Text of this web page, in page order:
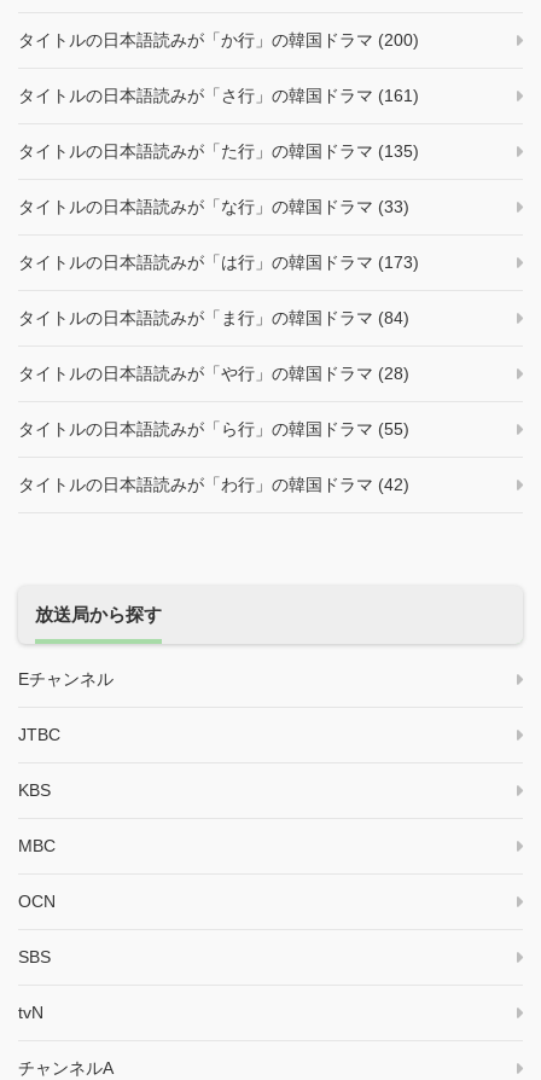
タイトルの日本語読みが「か行」の韓国ドラマ (200)
タイトルの日本語読みが「さ行」の韓国ドラマ (161)
タイトルの日本語読みが「た行」の韓国ドラマ (135)
タイトルの日本語読みが「な行」の韓国ドラマ (33)
タイトルの日本語読みが「は行」の韓国ドラマ (173)
タイトルの日本語読みが「ま行」の韓国ドラマ (84)
タイトルの日本語読みが「や行」の韓国ドラマ (28)
タイトルの日本語読みが「ら行」の韓国ドラマ (55)
タイトルの日本語読みが「わ行」の韓国ドラマ (42)
放送局から探す
Eチャンネル
JTBC
KBS
MBC
OCN
SBS
tvN
チャンネルA